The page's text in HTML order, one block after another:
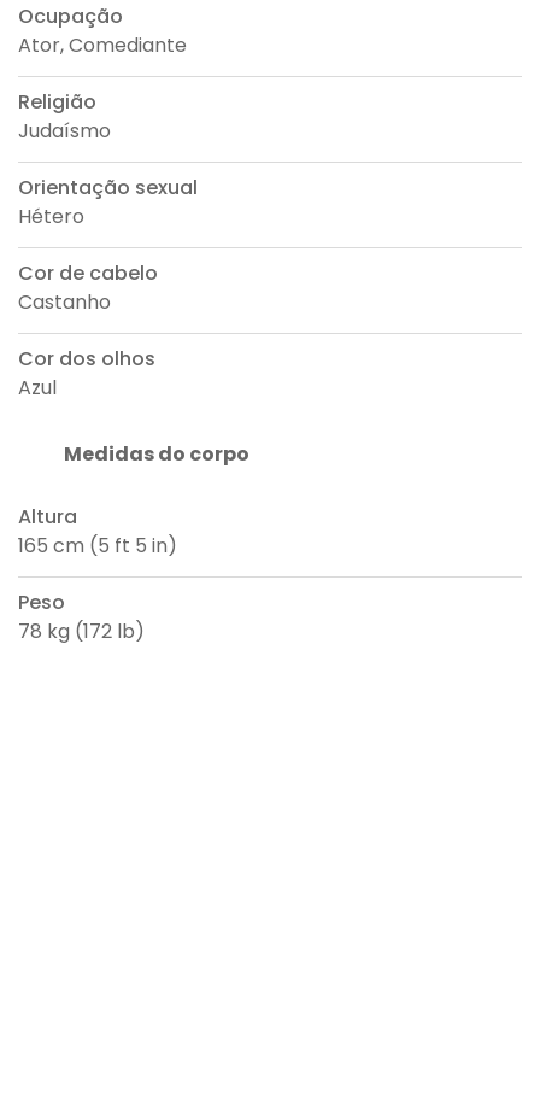
Ocupação
Ator, Comediante
Religião
Judaísmo
Orientação sexual
Hétero
Cor de cabelo
Castanho
Cor dos olhos
Azul
Medidas do corpo
Altura
165 cm (5 ft 5 in)
Peso
78 kg (172 lb)